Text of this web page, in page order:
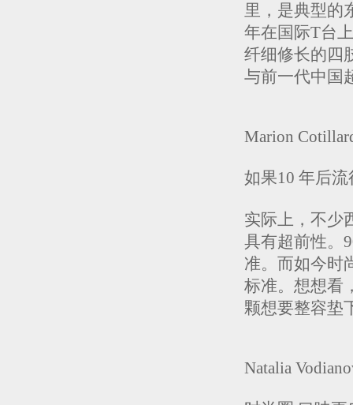
里，是典型的
年在国际T台
纤细修长的四
与前一代中国
Marion
如果10 年后
实际上，不少
具有超前性。
准。而如今时
标准。想想看
颗想要整容垫
Natalia